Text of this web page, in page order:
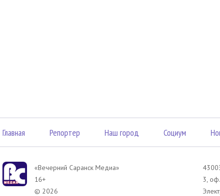
Главная Репортер Наш город Социум
«Вечерний Саранск Mедиа»
16+
© 2026
3,